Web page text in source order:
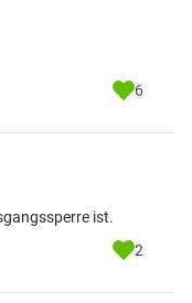
6
ist.
2